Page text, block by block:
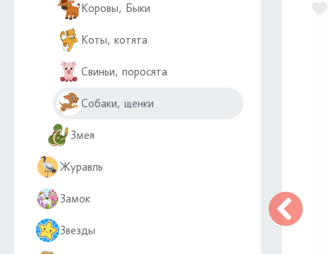
Коровы, Быки
Коты, котята
Свиньи, поросята
Собаки, щенки
Змея
Журавль
Замок
Звезды